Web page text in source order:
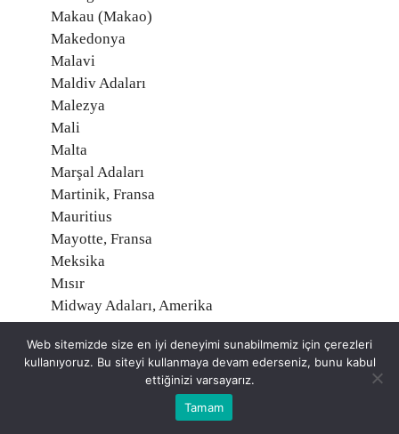
Makau (Makao)
Makedonya
Malavi
Maldiv Adaları
Malezya
Mali
Malta
Marşal Adaları
Martinik, Fransa
Mauritius
Mayotte, Fransa
Meksika
Mısır
Midway Adaları, Amerika
Mikronezya
Moğolistan
Moldavya
Web sitemizde size en iyi deneyimi sunabilmemiz için çerezleri
kullanıyoruz. Bu siteyi kullanmaya devam ederseniz, bunu kabul
ettiğinizi varsayarız.
Tamam